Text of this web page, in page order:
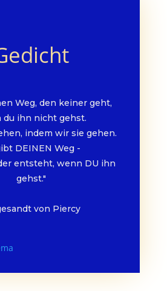
Weg, den keiner geht,
du ihn nicht gehst.
indem wir sie gehen.
DEINEN Weg -
entsteht, wenn DU ihn
gehst."
von Piercy